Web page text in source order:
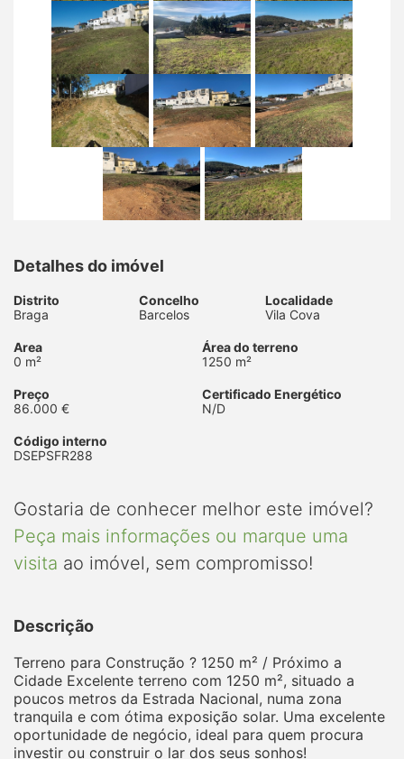
Detalhes do imóvel
Distrito
Braga
Concelho
Barcelos
Localidade
Vila Cova
Area
0 m²
Área do terreno
1250 m²
Preço
86.000 €
Certificado Energético
N/D
Código interno
DSEPSFR288
Gostaria de conhecer melhor este imóvel?
Peça mais informações ou marque uma
visita ao imóvel, sem compromisso!
Descrição
Terreno para Construção ? 1250 m² / Próximo a
Cidade Excelente terreno com 1250 m², situado a
poucos metros da Estrada Nacional, numa zona
tranquila e com ótima exposição solar. Uma excelente
oportunidade de negócio, ideal para quem procura
investir ou construir o lar dos seus sonhos!